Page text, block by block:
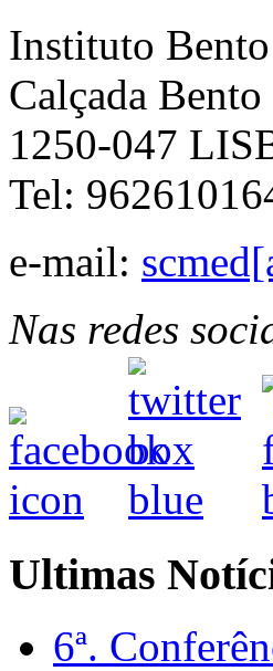
Instituto
Calçada
1250-047
Tel:
e-mail:
Nas redes
Ultimas
6ª.